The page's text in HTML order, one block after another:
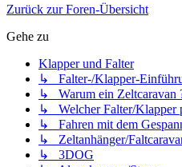
Zurück zur Foren-Übersicht
Gehe zu
Klapper und Falter
↳ Falter-/Klapper-
↳ Warum ein Zeltcaravan
↳ Welcher Falter/Klapper
↳ Fahren mit dem
↳ Zeltanhänger/
↳ 3DOG